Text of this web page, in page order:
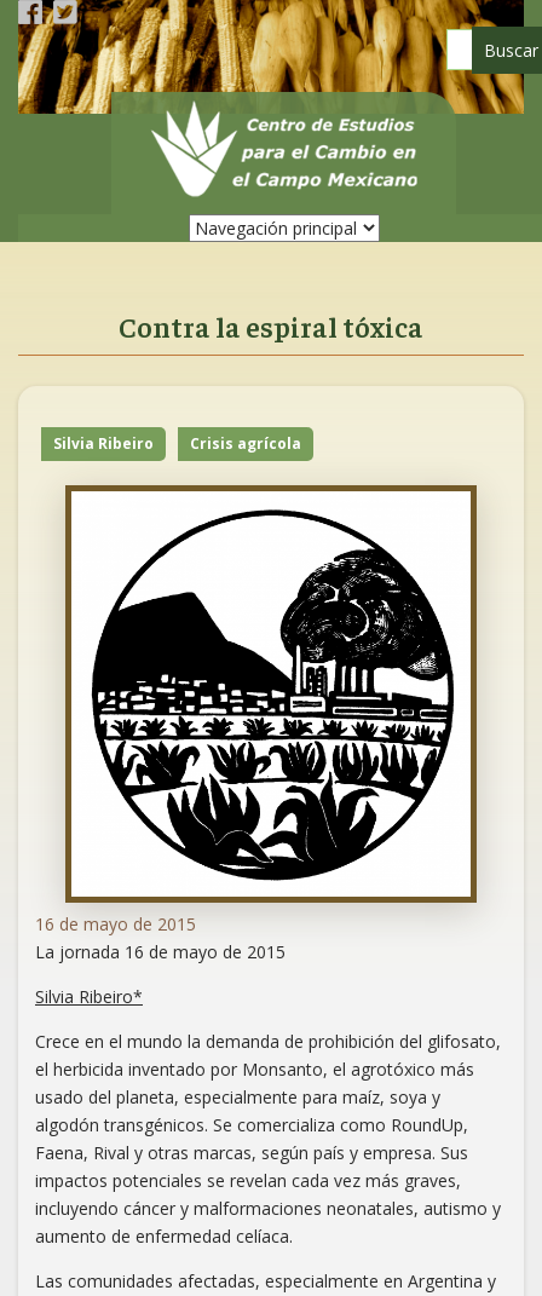
Pasar
contenido
principal
Contra la espiral tóxica
Silvia Ribeiro Crisis agrícola
16 de mayo de 2015
La jornada 16 de mayo de 2015
Silvia Ribeiro*
Crece en el mundo la demanda de prohibición del glifosato,
el herbicida inventado por Monsanto, el agrotóxico más
usado del planeta, especialmente para maíz, soya y
algodón transgénicos. Se comercializa como RoundUp,
Faena, Rival y otras marcas, según país y empresa. Sus
impactos potenciales se revelan cada vez más graves,
incluyendo cáncer y malformaciones neonatales, autismo y
aumento de enfermedad celíaca.
Las comunidades afectadas, especialmente en Argentina y